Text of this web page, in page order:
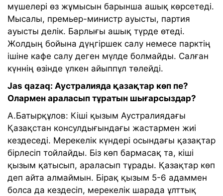
мүшелері өз жұмысын барынша ашық көрсетеді.
Мысалы, премьер-министр ауысты, партия
ауысты делік. Барлығы ашық түрде өтеді.
Жолдың бойына дүңгіршек салу немесе парктің
ішіне кафе салу деген мүлде болмайды. Салған
күннің өзінде үлкен айыппұл төлейді.
Jas qazaq: Аустралияда қазақтар көп пе?
Олармен араласып тұратын шығарсыздар?
А.Батырқұлов: Кіші қызым Аустралиядағы
Қазақстан консулдығындағы жастармен жиі
кездеседі. Мерекелік күндері осындағы қазақтар
бірлесіп тойлайды. Біз көп бармасақ та, кіші
қызым қатысып, араласып тұрады. Қазақтар көп
деп айта алмаймын. Бірақ қызым 5-6 адаммен
болса да кездесіп, мерекелік шарада ұлттық